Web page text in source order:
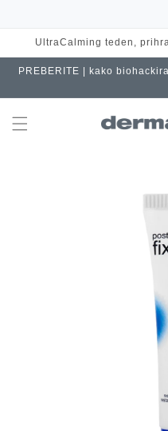
UltraCalming teden,
PREBERITE | kako